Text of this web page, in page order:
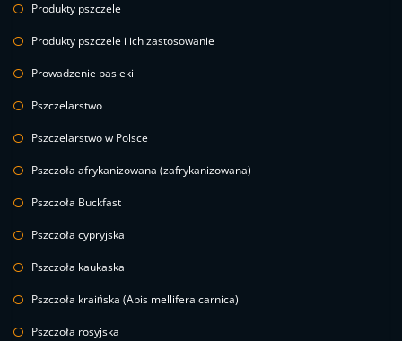
Produkty pszczele
Produkty pszczele i ich zastosowanie
Prowadzenie pasieki
Pszczelarstwo
Pszczelarstwo w Polsce
Pszczoła afrykanizowana (zafrykanizowana)
Pszczoła Buckfast
Pszczoła cypryjska
Pszczoła kaukaska
Pszczoła kraińska (Apis mellifera carnica)
Pszczoła rosyjska